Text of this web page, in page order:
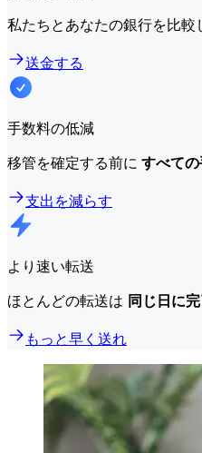
私たちとあなたの銀行を比
送金する
手数料の低減
移管を確定する前に すべて
支出を減らす
より速い転送
ほとんどの転送は 同じ日に
もっと早く送れ